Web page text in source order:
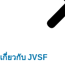
เกี่ยวกับ JVSF